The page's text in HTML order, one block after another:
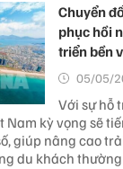
Chuyển
phục hồi
triển bền
05/05/
Với sự hỗ
Nam kỳ vọng sẽ
giúp nâng cao
du khách